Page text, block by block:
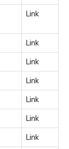
Link
Link
Link
Link
Link
Link
Link